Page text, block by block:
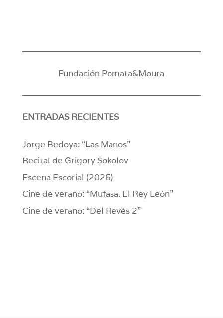
Fundación Pomata&Moura
ENTRADAS RECIENTES
Jorge Bedoya: “Las Manos”
Recital de Grigory Sokolov
Escena Escorial (2026)
Cine de verano: “Mufasa. El Rey León”
Cine de verano: “Del Revés 2”